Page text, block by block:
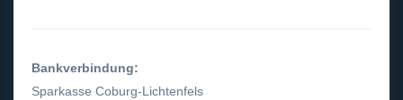
Bankverbindung:
Sparkasse Coburg-Lichtenfels